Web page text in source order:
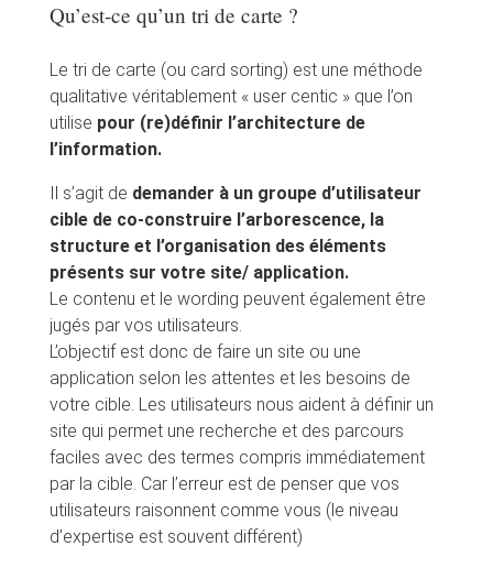
Qu’est-ce qu’un tri de carte ?
Le tri de carte (ou card sorting) est une méthode
qualitative véritablement « user centic » que l’on
utilise pour (re)définir l’architecture de
l’information.
Il s’agit de demander à un groupe d’utilisateur
cible de co-construire l’arborescence, la
structure et l’organisation des éléments
présents sur votre site/ application.
Le contenu et le wording peuvent également être
jugés par vos utilisateurs.
L’objectif est donc de faire un site ou une
application selon les attentes et les besoins de
votre cible. Les utilisateurs nous aident à définir un
site qui permet une recherche et des parcours
faciles avec des termes compris immédiatement
par la cible. Car l’erreur est de penser que vos
utilisateurs raisonnent comme vous (le niveau
d’expertise est souvent différent)